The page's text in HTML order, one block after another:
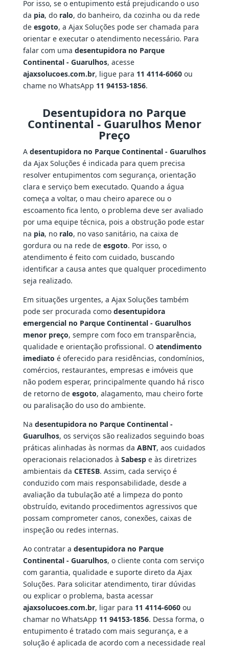
Por isso, se o entupimento está prejudicando o uso
da pia, do ralo, do banheiro, da cozinha ou da rede
de esgoto, a Ajax Soluções pode ser chamada para
orientar e executar o atendimento necessário. Para
falar com uma desentupidora no Parque
Continental - Guarulhos, acesse
ajaxsolucoes.com.br, ligue para 11 4114-6060ou
chame no WhatsApp 11 94153-1856.
Desentupidora no Parque
Continental - Guarulhos Menor
Preço
A desentupidora no Parque Continental - Guarulhos
da Ajax Soluções é indicada para quem precisa
resolver entupimentos com segurança, orientação
clara e serviço bem executado. Quando a água
começa a voltar, o mau cheiro aparece ou o
escoamento fica lento, o problema deve ser avaliado
por uma equipe técnica, pois a obstrução pode estar
na pia, no ralo, no vaso sanitário, na caixa de
gordura ou na rede de esgoto. Por isso, o
atendimento é feito com cuidado, buscando
identificar a causa antes que qualquer procedimento
seja realizado.
Em situações urgentes, a Ajax Soluções também
pode ser procurada como desentupidora
emergencial no Parque Continental - Guarulhos
menor preço, sempre com foco em transparência,
qualidade e orientação profissional. O atendimento
imediato é oferecido para residências, condomínios,
comércios, restaurantes, empresas e imóveis que
não podem esperar, principalmente quando há risco
de retorno de esgoto, alagamento, mau cheiro forte
ou paralisação do uso do ambiente.
Na desentupidora no Parque Continental -
Guarulhos, os serviços são realizados seguindo boas
práticas alinhadas às normas da ABNT, aos cuidados
operacionais relacionados à Sabespe às diretrizes
ambientais da CETESB. Assim, cada serviço é
conduzido com mais responsabilidade, desde a
avaliação da tubulação até a limpeza do ponto
obstruído, evitando procedimentos agressivos que
possam comprometer canos, conexões, caixas de
inspeção ou redes internas.
Ao contratar a desentupidora no Parque
Continental - Guarulhos, o cliente conta com serviço
com garantia, qualidade e suporte direto da Ajax
Soluções. Para solicitar atendimento, tirar dúvidas
ou explicar o problema, basta acessar
ajaxsolucoes.com.br, ligar para 11 4114-6060ou
chamar no WhatsApp 11 94153-1856. Dessa forma, o
entupimento é tratado com mais segurança, e a
solução é aplicada de acordo com a necessidade real